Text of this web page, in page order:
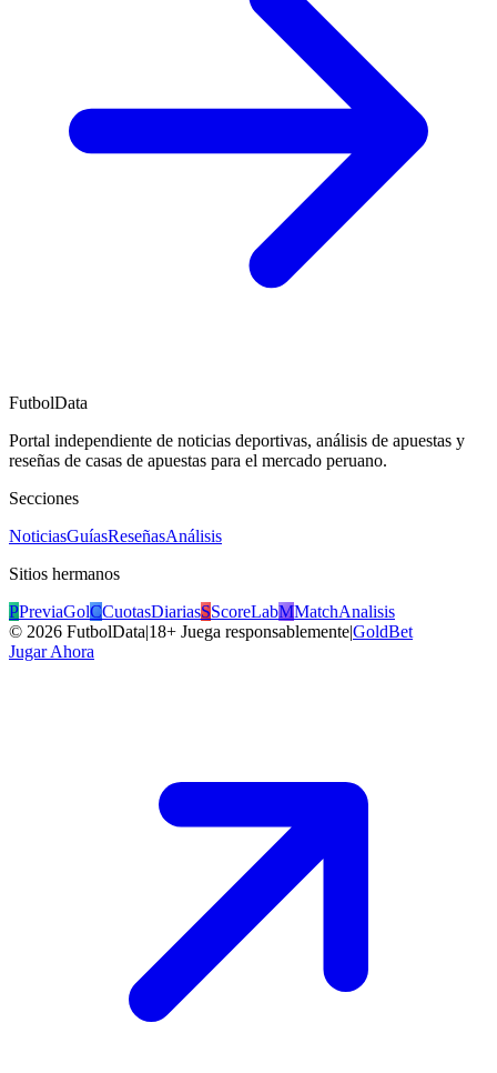
FutbolData
Portal independiente de noticias deportivas, análisis de apuestas y
reseñas de casas de apuestas para el mercado peruano.
Secciones
NoticiasGuíasReseñasAnálisis
Sitios hermanos
PPreviaGolCCuotasDiariasSScoreLabMMatchAnalisis
© 2026 FutbolData|18+ Juega responsablemente|GoldBet
Jugar Ahora